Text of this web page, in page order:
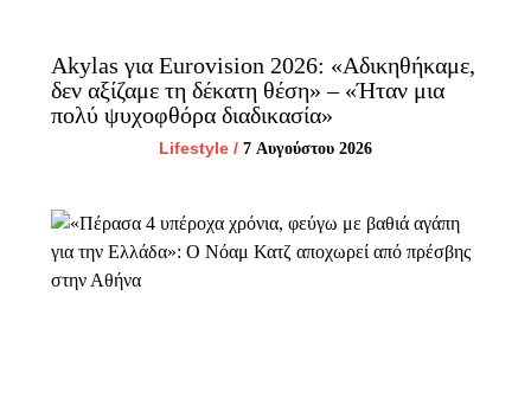
Akylas για Eurovision 2026: «Aδικηθήκαμε,
δεν αξίζαμε τη δέκατη θέση» – «Ήταν μια
πολύ ψυχοφθόρα διαδικασία»
Lifestyle / 7 Αυγούστου 2026